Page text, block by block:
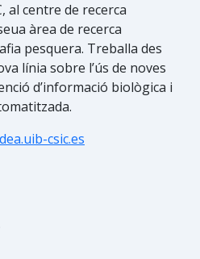
al centre de recerca​
àrea de recerca
pesquera. Treballa des
línia sobre l’ús de noves
d’informació biològica i
csic.es